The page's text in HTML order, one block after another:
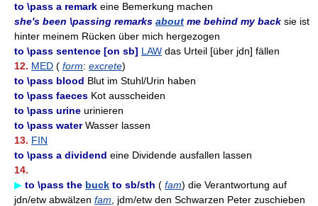
to \pass a remark eine Bemerkung machen
she's been \passing remarks about me behind my back sie ist
hinter meinem Rücken über mich hergezogen
to \pass sentence [on sb] LAW das Urteil [über jdn] fällen
12. MED ( form: excrete)
to \pass blood Blut im Stuhl/Urin haben
to \pass faeces Kot ausscheiden
to \pass urine urinieren
to \pass waterWasser lassen
13. FIN
to \pass a dividend eine Dividende ausfallen lassen
14.
▶ to \pass the buck to sb/sth ( fam) die Verantwortung auf
jdn/etw abwälzen fam , jdm/etw den Schwarzen Peter zuschieben